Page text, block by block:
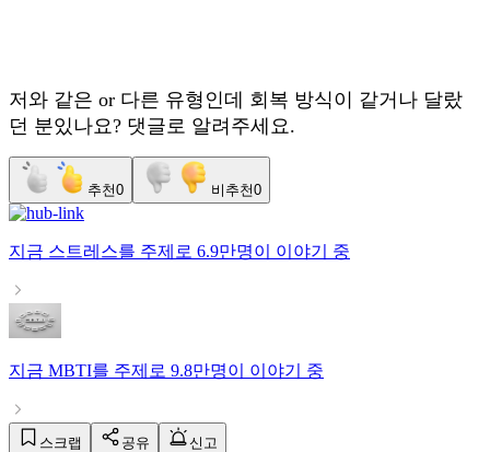
저와 같은 or 다른 유형인데 회복 방식이 같거나 달랐
던 분있나요? 댓글로 알려주세요.
추천0 비추천0
지금 스트레스를 주제로 6.9만명이 이야기 중
지금 MBTI를 주제로 9.8만명이 이야기 중
스크랩 공유
신고